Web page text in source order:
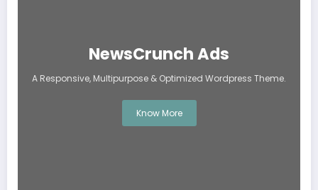
NewsCrunch Ads
A Responsive, Multipurpose & Optimized Wordpress Theme.
Know More